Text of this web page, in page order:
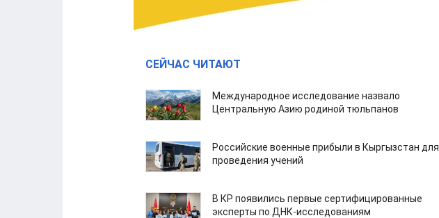
СЕЙЧАС ЧИТАЮТ
Международное исследование назвало
Центральную Азию родиной тюльпанов
Российские военные прибыли в Кыргызстан для
проведения учений
В КР появились первые сертифицированные
эксперты по ДНК-исследованиям